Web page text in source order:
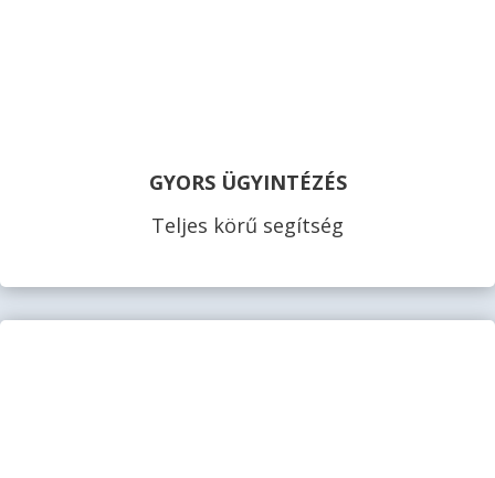
GYORS ÜGYINTÉZÉS
Teljes körű segítség